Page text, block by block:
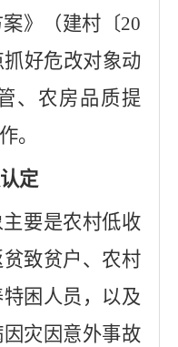
》（建村〔20
好危改对象动
、农房品质提
。
定
要是农村低收
致贫户、农村
困人员，以及
灾因意外事故